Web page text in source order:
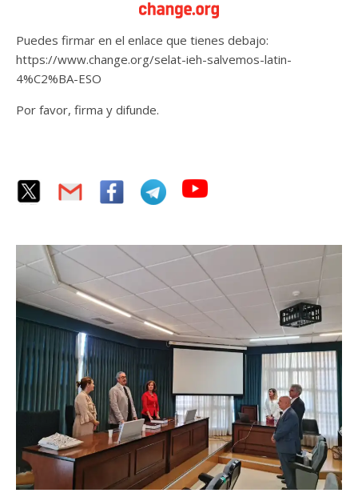
Puedes firmar en el enlace que tienes debajo:
https://www.change.org/selat-ieh-salvemos-latin-
4%C2%BA-ESO
Por favor, firma y difunde.